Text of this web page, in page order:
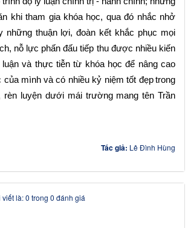
khi tham gia khóa học, qua đó nhắc nhở
những thuận lợi, đoàn kết khắc phục mọi
nỗlực phấn đấu tiếp thu được nhiều kiến
và thực tiễn từ khóa học để nâng cao
của mình và có nhiều kỷ niệm tốt đẹp trong
rèn luyện dưới mái trường mang tên Trần
Tác giả: Lê Đình Hùng
là: 0 trong 0 đánh giá